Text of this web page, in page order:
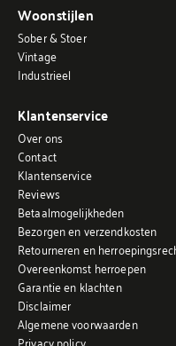
Woonstijlen
Sober & Stoer
Vintage
Industrieel
Klantenservice
Over ons
Contact
Klantenservice
Reviews
Betaalmogelijkheden
Bezorgen en verzendkosten
Retourneren en
Overeenkomst herroepen
Garantie en klachten
Disclaimer
Algemene voorwaarden